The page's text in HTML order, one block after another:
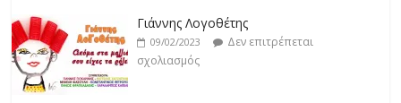
Γιάννης Λογοθέτης
09/02/2023
Δεν επιτρέπεται
σχολιασμός